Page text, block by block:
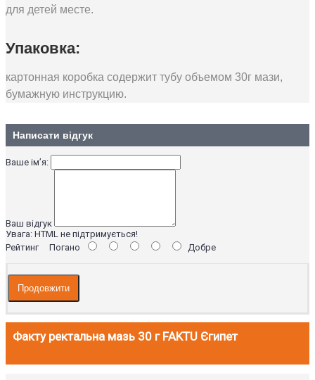
для детей месте.
Упаковка:
картонная коробка содержит тубу объемом 30г мази,
бумажную инструкцию.
Написати відгук
Ваше ім’я:
Ваш відгук
Увага: HTML не підтримується!
РейтингПогано Добре
Продовжити
Факту ректальна мазь 30 г FAKTU Єгипет